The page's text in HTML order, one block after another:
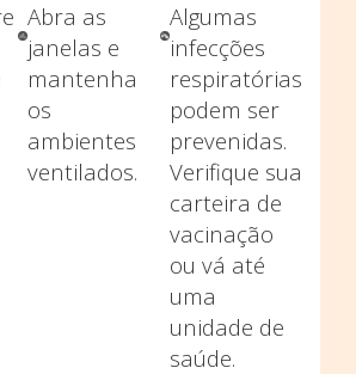
Abra as
janelas e
mantenha
os
ambientes
ventilados.
Algumas
infecções
respiratórias
podem ser
prevenidas.
Verifique sua
carteira de
vacinação
ou vá até
uma
unidade de
saúde.